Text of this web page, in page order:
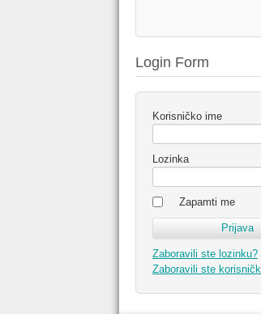
Login Form
Korisničko ime
Lozinka
Zapamti me
Zaboravili ste lozinku?
Zaboravili ste